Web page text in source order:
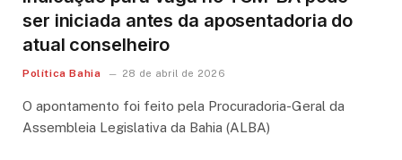
ser iniciada antes da aposentadoria do
atual conselheiro
Política Bahia 28 de abril de 2026
O apontamento foi feito pela Procuradoria-Geral da
Assembleia Legislativa da Bahia (ALBA)